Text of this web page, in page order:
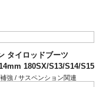
タイロッドブーツ
180SX/S13/S14/S15
強 / サスペンション関連